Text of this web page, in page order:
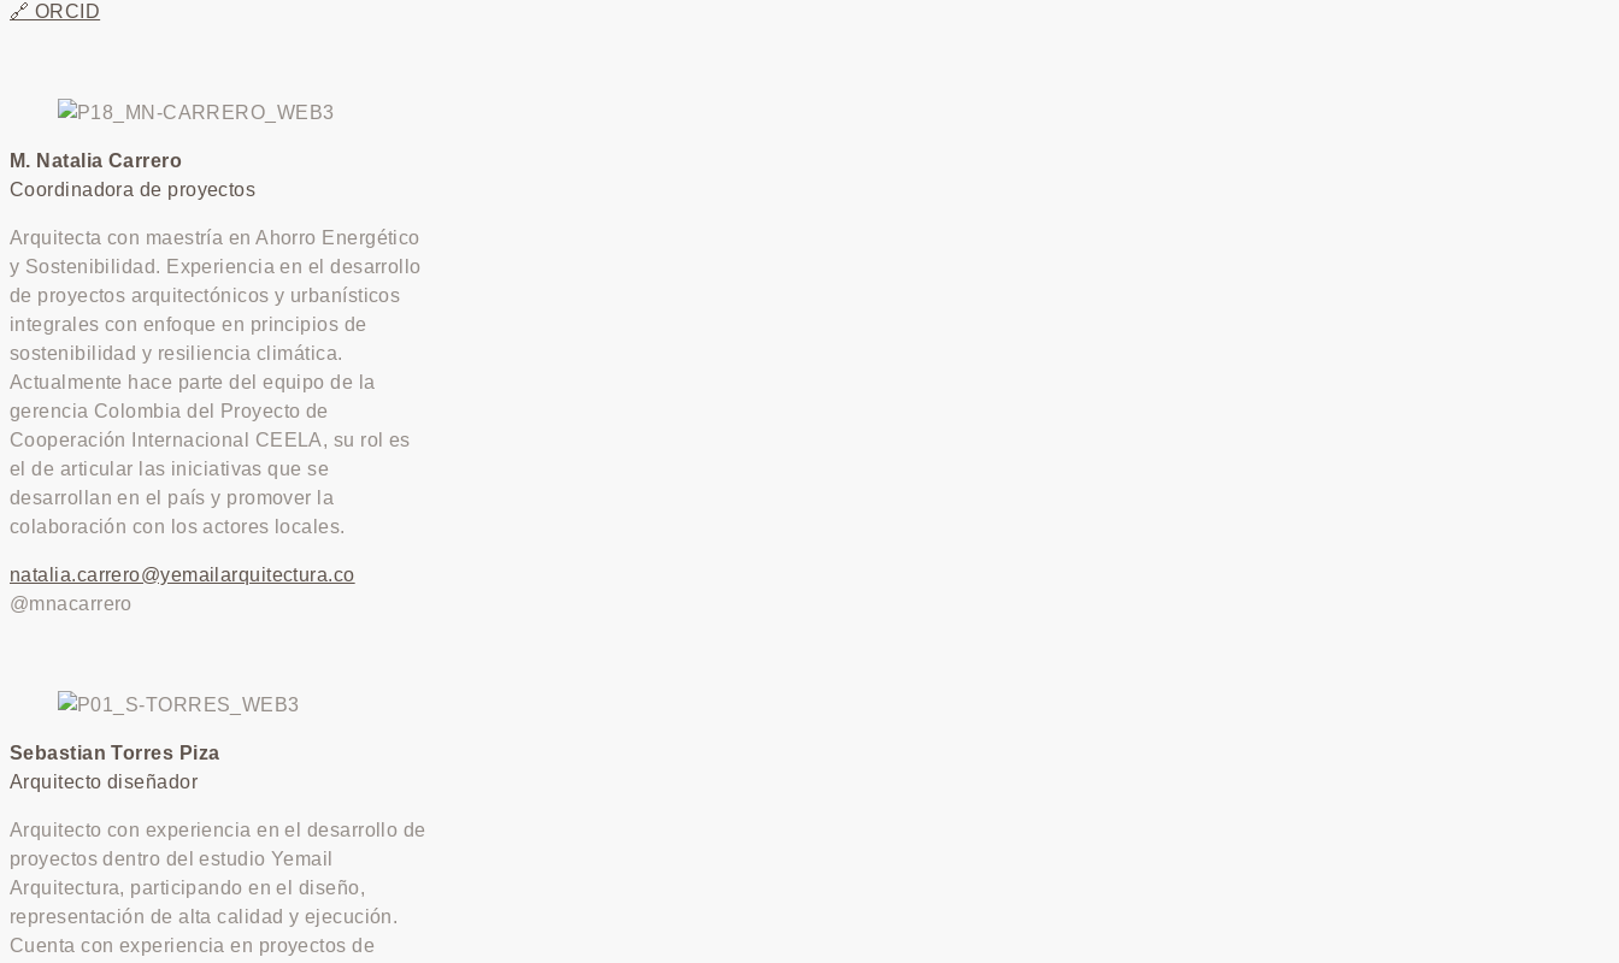
🔗 ORCID
M. Natalia Carrero
Coordinadora de proyectos
Arquitecta con maestría en Ahorro Energético
y Sostenibilidad. Experiencia en el desarrollo
de proyectos arquitectónicos y urbanísticos
integrales con enfoque en principios de
sostenibilidad y resiliencia climática.
Actualmente hace parte del equipo de la
gerencia Colombia del Proyecto de
Cooperación Internacional CEELA, su rol es
el de articular las iniciativas que se
desarrollan en el país y promover la
colaboración con los actores locales.
natalia.carrero@yemailarquitectura.co
@mnacarrero
Sebastian Torres Piza
Arquitecto diseñador
Arquitecto con experiencia en el desarrollo de
proyectos dentro del estudio Yemail
Arquitectura, participando en el diseño,
representación de alta calidad y ejecución.
Cuenta con experiencia en proyectos de